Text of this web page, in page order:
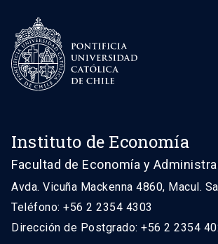
Instituto de Economía
Facultad de Economía y
Avda. Vicuña Mackenna 4860, Macul.
Teléfono: +56 2 2354 4303
Dirección de Postgrado: +56 2 2354